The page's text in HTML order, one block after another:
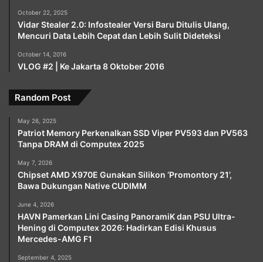
October 22, 2025
Vidar Stealer 2.0: Infostealer Versi Baru Ditulis Ulang,
Mencuri Data Lebih Cepat dan Lebih Sulit Dideteksi
October 14, 2016
VLOG #2 | Ke Jakarta 8 Oktober 2016
Random Post
May 26, 2025
Patriot Memory Perkenalkan SSD Viper PV593 dan PV563
Tanpa DRAM di Computex 2025
May 7, 2026
Chipset AMD X970E Gunakan Silikon ‘Promontory 21’,
Bawa Dukungan Native CUDIMM
June 4, 2026
HAVN Pamerkan Lini Casing PanoramiK dan PSU Ultra-
Hening di Computex 2026: Hadirkan Edisi Khusus
Mercedes-AMG F1
September 4, 2025